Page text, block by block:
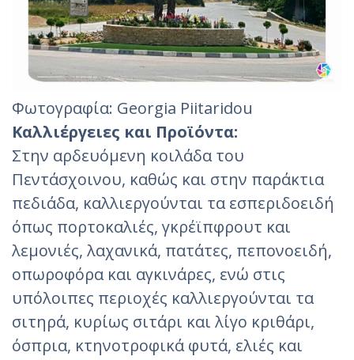
Φωτογραφία: Georgia Piitaridou‎
Καλλιέργειες και Προϊόντα:
Στην αρδευόμενη κοιλάδα του
Πεντάσχοινου, καθώς και στην παράκτια
πεδιάδα, καλλιεργούνται τα εσπεριδοειδή
όπως πορτοκαλιές, γκρέϊπφρουτ και
λεμονιές, λαχανικά, πατάτες, πεπονοειδή,
οπωροφόρα και αγκινάρες, ενώ στις
υπόλοιπες περιοχές καλλιεργούνται τα
σιτηρά, κυρίως σιτάρι και λίγο κριθάρι,
όσπρια, κτηνοτροφικά φυτά, ελιές και